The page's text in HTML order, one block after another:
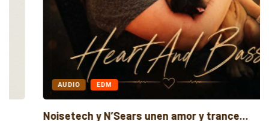
EDM
Noisetech y N’Sears unen amor y trance...